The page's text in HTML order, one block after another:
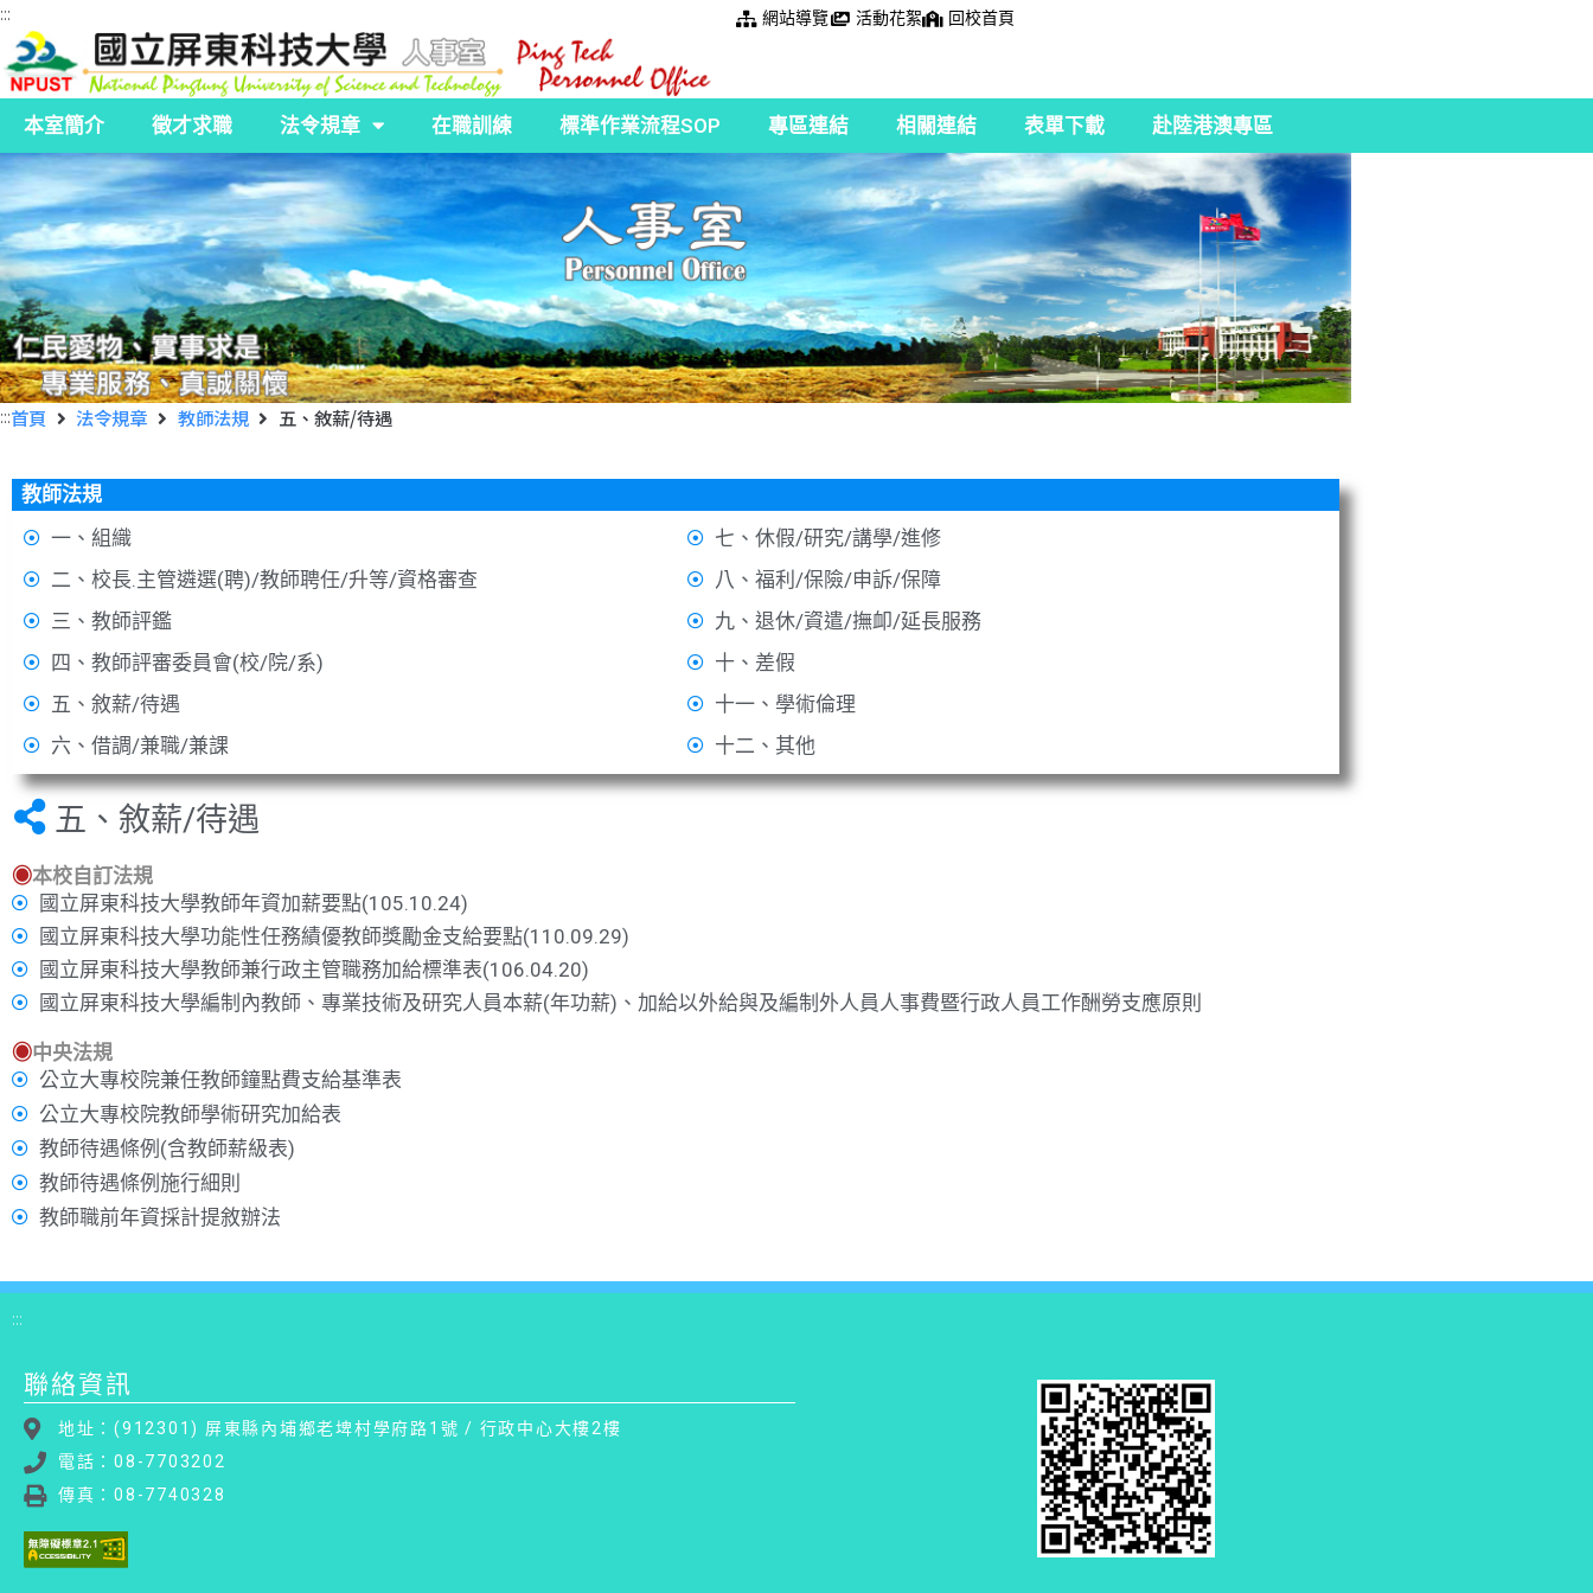
::: 網站導覽 活動花絮 回校首頁
本室簡介 徵才求職 法令規章 在職訓練 標準作業流程SOP 專區連結 相關連結 表單下載 赴陸港澳專區
:::首頁 法令規章 教師法規 五、敘薪/待遇
教師法規
一、組織
二、校長.主管遴選(聘)/教師聘任/升等/資格審查
三、教師評鑑
四、教師評審委員會(校/院/系)
五、敘薪/待遇
六、借調/兼職/兼課
七、休假/研究/講學/進修
八、福利/保險/申訴/保障
九、退休/資遣/撫卹/延長服務
十、差假
十一、學術倫理
十二、其他
五、敘薪/待遇
◉本校自訂法規
國立屏東科技大學教師年資加薪要點(105.10.24)
國立屏東科技大學功能性任務績優教師獎勵金支給要點(110.09.29)
國立屏東科技大學教師兼行政主管職務加給標準表(106.04.20)
國立屏東科技大學編制內教師、專業技術及研究人員本薪(年功薪)、加給以外給與及編制外人員人事費暨行政人員工作酬勞支應原則
◉中央法規
公立大專校院兼任教師鐘點費支給基準表
公立大專校院教師學術研究加給表
教師待遇條例(含教師薪級表)
教師待遇條例施行細則
教師職前年資採計提敘辦法
:::
聯絡資訊
地址：(912301) 屏東縣內埔鄉老埤村學府路1號 / 行政中心大樓2樓
電話：08-7703202
傳真：08-7740328